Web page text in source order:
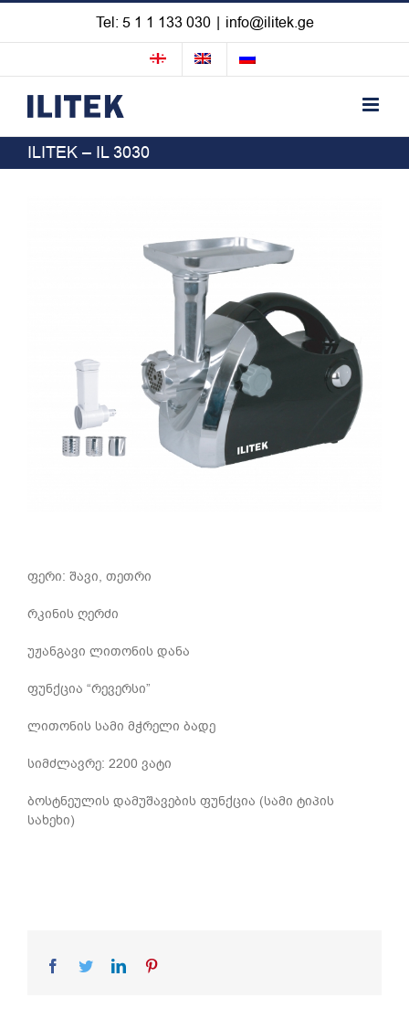
Skip
content
Tel: 5 1 1 133 030 | info@ilitek.ge
ILITEK – IL 3030
ფერი: შავი, თეთრი
რკინის ღერძი
უჟანგავი ლითონის დანა
ფუნქცია “რევერსი”
ლითონის სამი მჭრელი ბადე
სიმძლავრე: 2200 ვატი
ბოსტნეულის დამუშავების ფუნქცია (სამი ტიპის
სახეხი)
Facebook
TwitterLinkedIn